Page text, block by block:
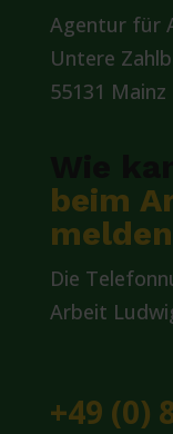
Agentur für
Untere
55131 Mainz
beim
Die
Arbeit
+49 (0)